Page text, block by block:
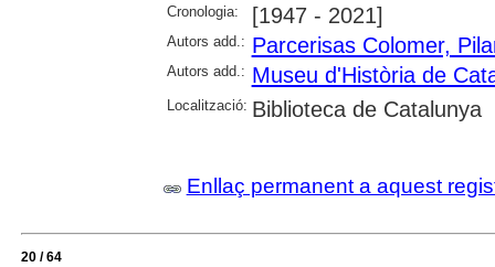
Cronologia: [1947 - 2021]
Autors add.: Parcerisas Colomer,
Autors add.: Museu d'Història de
Localització: Biblioteca de Catalunya
Enllaç permanent a aquest
20 / 64